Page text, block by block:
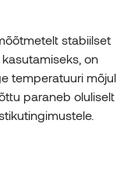
stabiilset
on
temperatuuri mõjul
paraneb oluliselt